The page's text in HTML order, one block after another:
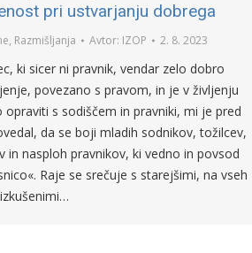
pri ustvarjanju dobrega
, Razmišljanja Avtor: IZOP 2. 8. 2023
ki sicer ni pravnik, vendar zelo dobro
povezano s pravom, in je v življenju
opraviti s sodiščem in pravniki, mi je pred
da se boji mladih sodnikov, tožilcev,
in nasploh pravnikov, ki vedno in povsod
Raje se srečuje s starejšimi, na vseh